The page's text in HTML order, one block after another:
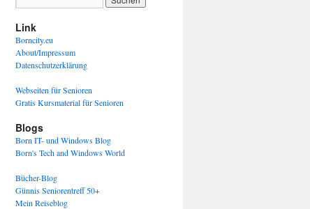
Link
Borncity.eu
About/Impressum
Datenschutzerklärung
Webseiten für Senioren
Gratis Kursmaterial für Senioren
Blogs
Born IT- und Windows Blog
Born's Tech and Windows World
Bücher-Blog
Günnis Seniorentreff 50+
Mein Reiseblog